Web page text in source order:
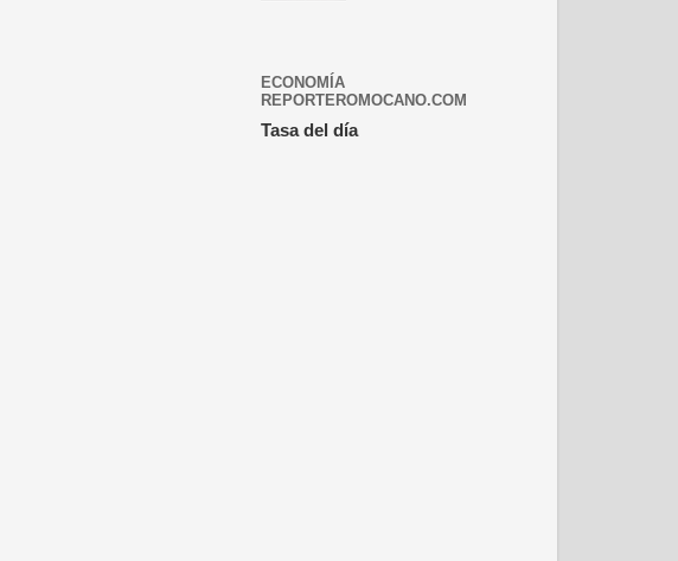
ECONOMÍA
REPORTEROMOCANO.COM
Tasa del día